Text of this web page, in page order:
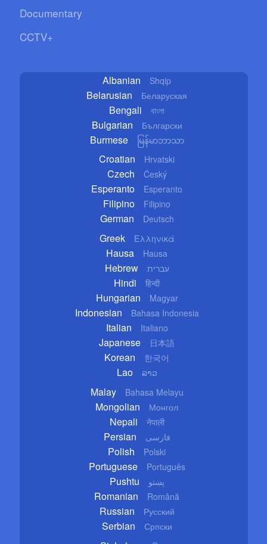
Documentary
CCTV+
Albanian Shqip
Belarusian Беларуская
Bengali বাংলা
Bulgarian Български
Burmese မြန်မာဘာသာ
Croatian Hrvatski
Czech Český
Esperanto Esperanto
Filipino Filipino
German Deutsch
Greek Ελληνικά
Hausa Hausa
Hebrew עברית
Hindi हिन्दी
Hungarian Magyar
Indonesian Bahasa Indonesia
Italian Italiano
Japanese 日本語
Korean 한국어
Lao ລາວ
Malay Bahasa Melayu
Mongolian Монгол
Nepali नेपाली
Persian فارسی
Polish Polski
Portuguese Português
Pushtu پښتو
Romanian Română
Russian Русский
Serbian Српски